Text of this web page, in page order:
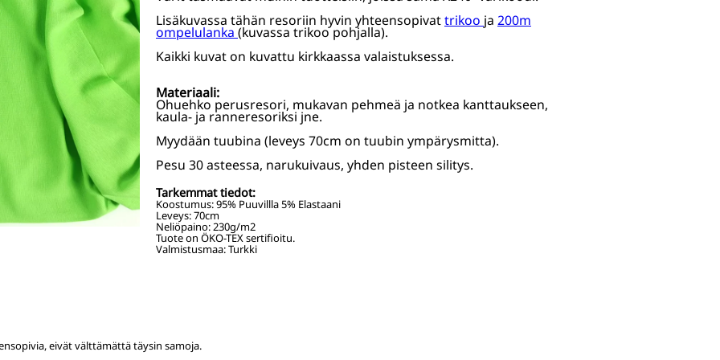
Lisäkuvassa tähän resoriin hyvin yhteensopivattrikoo ja 200m
ompelulanka(kuvassa trikoo pohjalla).
Kaikki kuvat on kuvattu kirkkaassa valaistuksessa.
Materiaali:
Ohuehko perusresori, mukavan pehmeä ja notkea kanttaukseen,
kaula- ja ranneresoriksi jne.
Myydään tuubina (leveys 70cm on tuubin ympärysmitta).
Pesu 30 asteessa, narukuivaus, yhden pisteen silitys.
Tarkemmat tiedot:
Koostumus:95% Puuvillla 5% Elastaani
Leveys:70cm
Neliöpaino:230g/m2
Tuote on ÖKO-TEX sertifioitu.
Valmistusmaa: Turkki
eivät välttämättä täysin samoja.